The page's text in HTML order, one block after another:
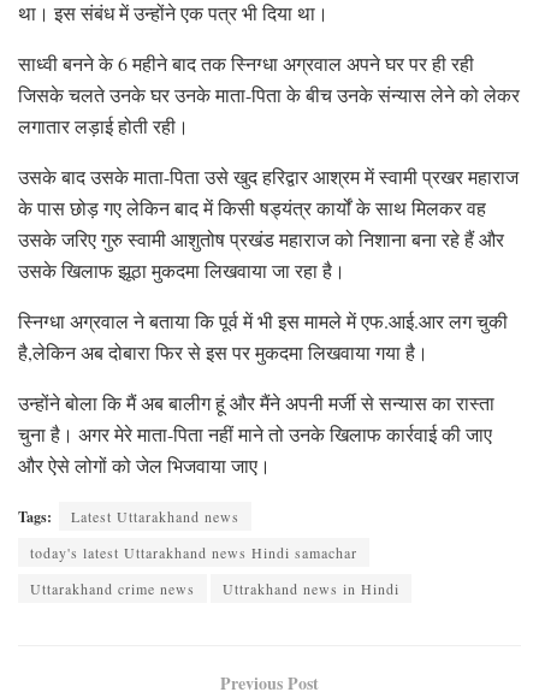
था। इस संबंध में उन्होंने एक पत्र भी दिया था।
साध्वी बनने के 6 महीने बाद तक स्निग्धा अग्रवाल अपने घर पर ही रही
जिसके चलते उनके घर उनके माता-पिता के बीच उनके संन्यास लेने को लेकर
लगातार लड़ाई होती रही।
उसके बाद उसके माता-पिता उसे खुद हरिद्वार आश्रम में स्वामी प्रखर महाराज
के पास छोड़ गए लेकिन बाद में किसी षड्यंत्र कार्यों के साथ मिलकर वह
उसके जरिए गुरु स्वामी आशुतोष प्रखंड महाराज को निशाना बना रहे हैं और
उसके खिलाफ झूठा मुकदमा लिखवाया जा रहा है।
स्निग्धा अग्रवाल ने बताया कि पूर्व में भी इस मामले में एफ.आई.आर लग चुकी
है,लेकिन अब दोबारा फिर से इस पर मुकदमा लिखवाया गया है।
उन्होंने बोला कि मैं अब बालीग हूं और मैंने अपनी मर्जी से सन्यास का रास्ता
चुना है। अगर मेरे माता-पिता नहीं माने तो उनके खिलाफ कार्रवाई की जाए
और ऐसे लोगों को जेल भिजवाया जाए।
Tags:
Latest Uttarakhand news
today's latest Uttarakhand news Hindi samachar
Uttarakhand crime news
Uttrakhand news in Hindi
Previous Post